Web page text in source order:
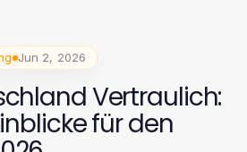
Jun 2, 2026
Vertraulich:
für den